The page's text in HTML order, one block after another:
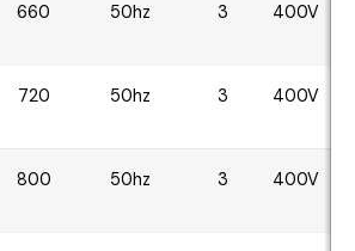
660 50hz 3 400V
720 50hz 3 400V
800 50hz 3 400V